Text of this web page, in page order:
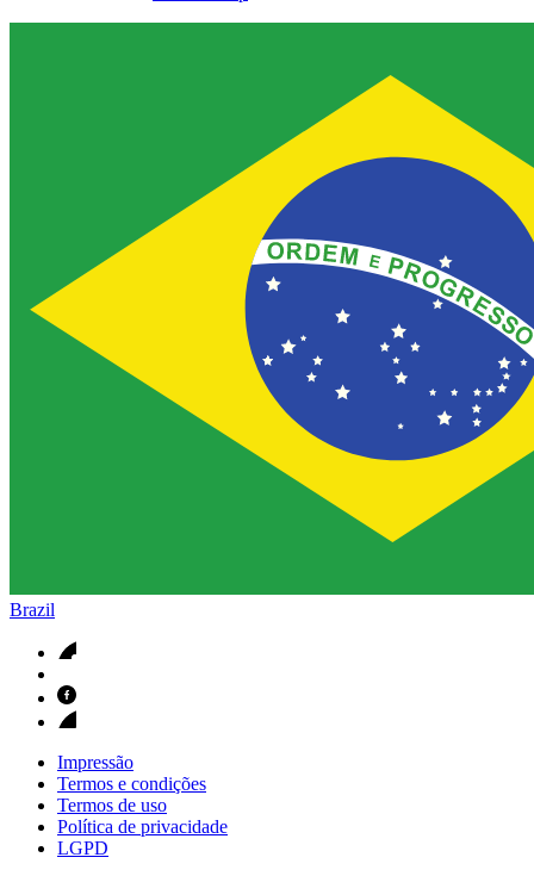
Brazil
Impressão
Termos e condições
Termos de uso
Política de privacidade
LGPD